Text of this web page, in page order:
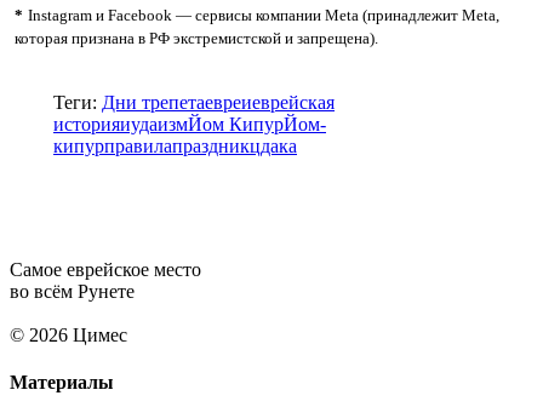
* Instagram и Facebook — сервисы компании Meta (принадлежит Meta,
которая признана в РФ экстремистской и запрещена).
Теги: Дни трепетаевреиеврейская
историяиудаизмЙом КипурЙом-
кипурправилапраздникцдака
Самое еврейское место
во всём Рунете
© 2026 Цимес
Материалы